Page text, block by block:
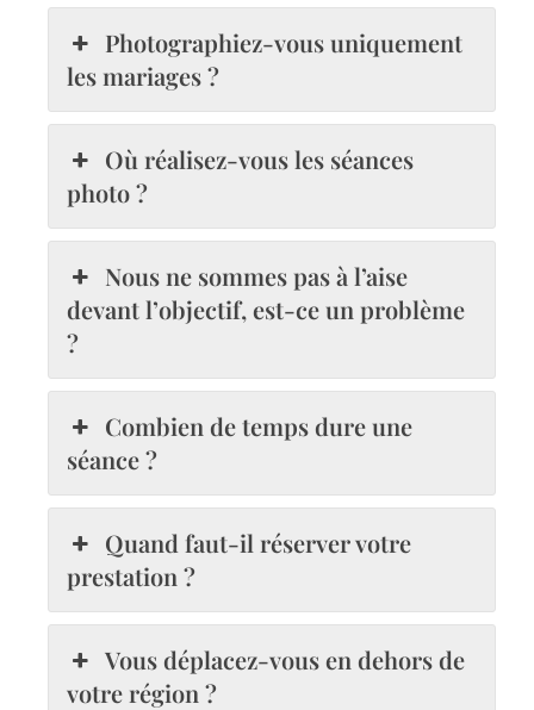
Photographiez-vous uniquement
les mariages ?
Où réalisez-vous les séances
photo ?
Nous ne sommes pas à l’aise
devant l’objectif, est-ce un problème
?
Combien de temps dure une
séance ?
Quand faut-il réserver votre
prestation ?
Vous déplacez-vous en dehors de
votre région ?